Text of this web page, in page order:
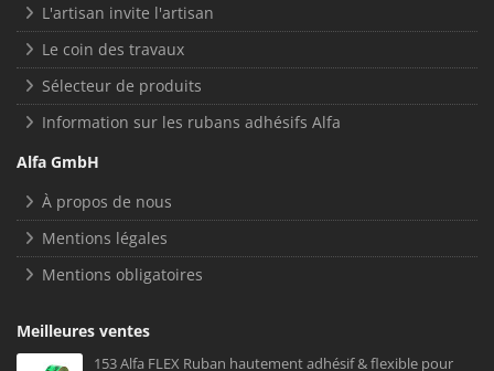
L'artisan invite l'artisan
Le coin des travaux
Sélecteur de produits
Information sur les rubans adhésifs Alfa
Alfa GmbH
À propos de nous
Mentions légales
Mentions obligatoires
Meilleures ventes
153 Alfa FLEX Ruban hautement adhésif & flexible pour